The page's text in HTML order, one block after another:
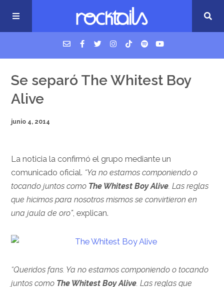
USM Podcast
Cigarrillos en la cama
Se separó The Whitest Boy
Alive
junio 4, 2014
La noticia la confirmó el grupo mediante un
comunicado oficial. “Ya no estamos componiendo o
tocando juntos como The Whitest Boy Alive. Las reglas
que hicimos para nosotros mismos se convirtieron en
una jaula de oro”, explican.
“Queridos fans. Ya no estamos componiendo o tocando
juntos como The Whitest Boy Alive. Las reglas que